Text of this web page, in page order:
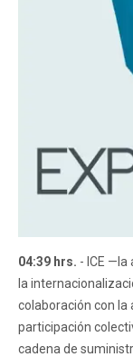
04:39 hrs. - ICE —la
la
colaboración con la
participación
cadena de